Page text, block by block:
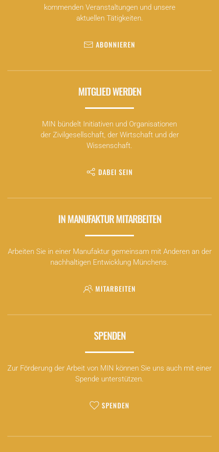
kommenden Veranstaltungen und unsere
aktuellen Tätigkeiten.
ABONNIEREN
MITGLIED WERDEN
MIN bündelt Initiativen und Organisationen
der Zivilgesellschaft, der Wirtschaft und der
Wissenschaft.
DABEI SEIN
IN MANUFAKTUR MITARBEITEN
Arbeiten Sie in einer Manufaktur gemeinsam mit Anderen an der
nachhaltigen Entwicklung Münchens.
MITARBEITEN
SPENDEN
Zur Förderung der Arbeit von MIN können Sie uns auch mit einer
Spende unterstützen.
SPENDEN